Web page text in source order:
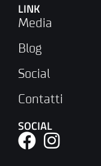
LINK
Media
Blog
Social
Contatti
SOCIAL